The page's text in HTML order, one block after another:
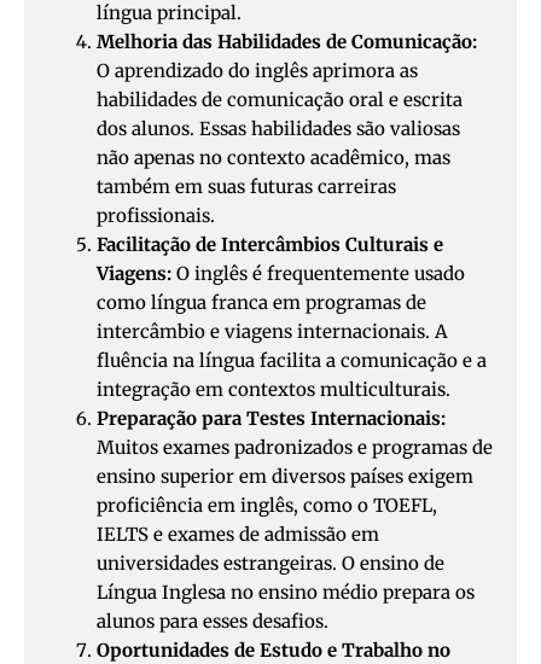
língua principal.
Melhoria das Habilidades de Comunicação:
O aprendizado do inglês aprimora as
habilidades de comunicação oral e escrita
dos alunos. Essas habilidades são valiosas
não apenas no contexto acadêmico, mas
também em suas futuras carreiras
profissionais.
Facilitação de Intercâmbios Culturais e
Viagens: O inglês é frequentemente usado
como língua franca em programas de
intercâmbio e viagens internacionais. A
fluência na língua facilita a comunicação e a
integração em contextos multiculturais.
Preparação para Testes Internacionais:
Muitos exames padronizados e programas de
ensino superior em diversos países exigem
proficiência em inglês, como o TOEFL,
IELTS e exames de admissão em
universidades estrangeiras. O ensino de
Língua Inglesa no ensino médio prepara os
alunos para esses desafios.
Oportunidades de Estudo e Trabalho no